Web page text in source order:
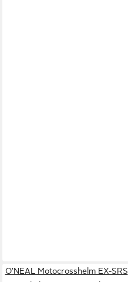
O’NEAL Motocrosshelm EX-SRS